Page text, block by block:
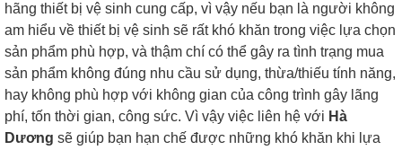
hãng thiết bị vệ sinh cung cấp, vì vậy nếu bạn là người không
am hiểu về thiết bị vệ sinh sẽ rất khó khăn trong việc lựa chọn
sản phẩm phù hợp, và thậm chí có thể gây ra tình trạng mua
sản phẩm không đúng nhu cầu sử dụng, thừa/thiếu tính năng,
hay không phù hợp với không gian của công trình gây lãng
phí, tốn thời gian, công sức. Vì vậy việc liên hệ với Hà
Dương sẽ giúp bạn hạn chế được những khó khăn khi lựa